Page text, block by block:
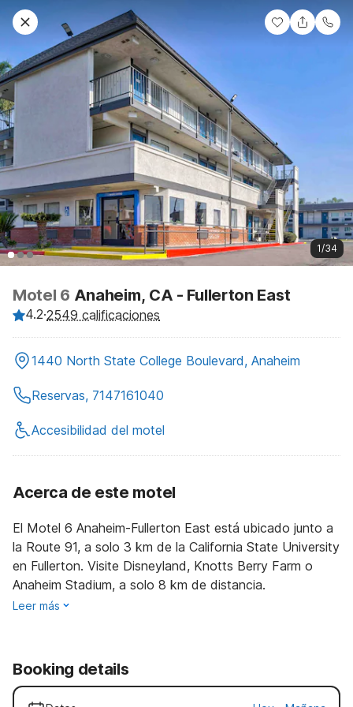
1/34
Motel 6 Anaheim, CA - Fullerton East
4.2·2549 calificaciones
1440 North State College Boulevard, Anaheim
Reservas, 7147161040
Accesibilidad del motel
Acerca de este motel
El Motel 6 Anaheim-Fullerton East está ubicado junto a
la Route 91, a solo 3 km de la California State University
en Fullerton. Visite Disneyland, Knotts Berry Farm o
Anaheim Stadium, a solo 8 km de distancia.
Leer más
Booking details